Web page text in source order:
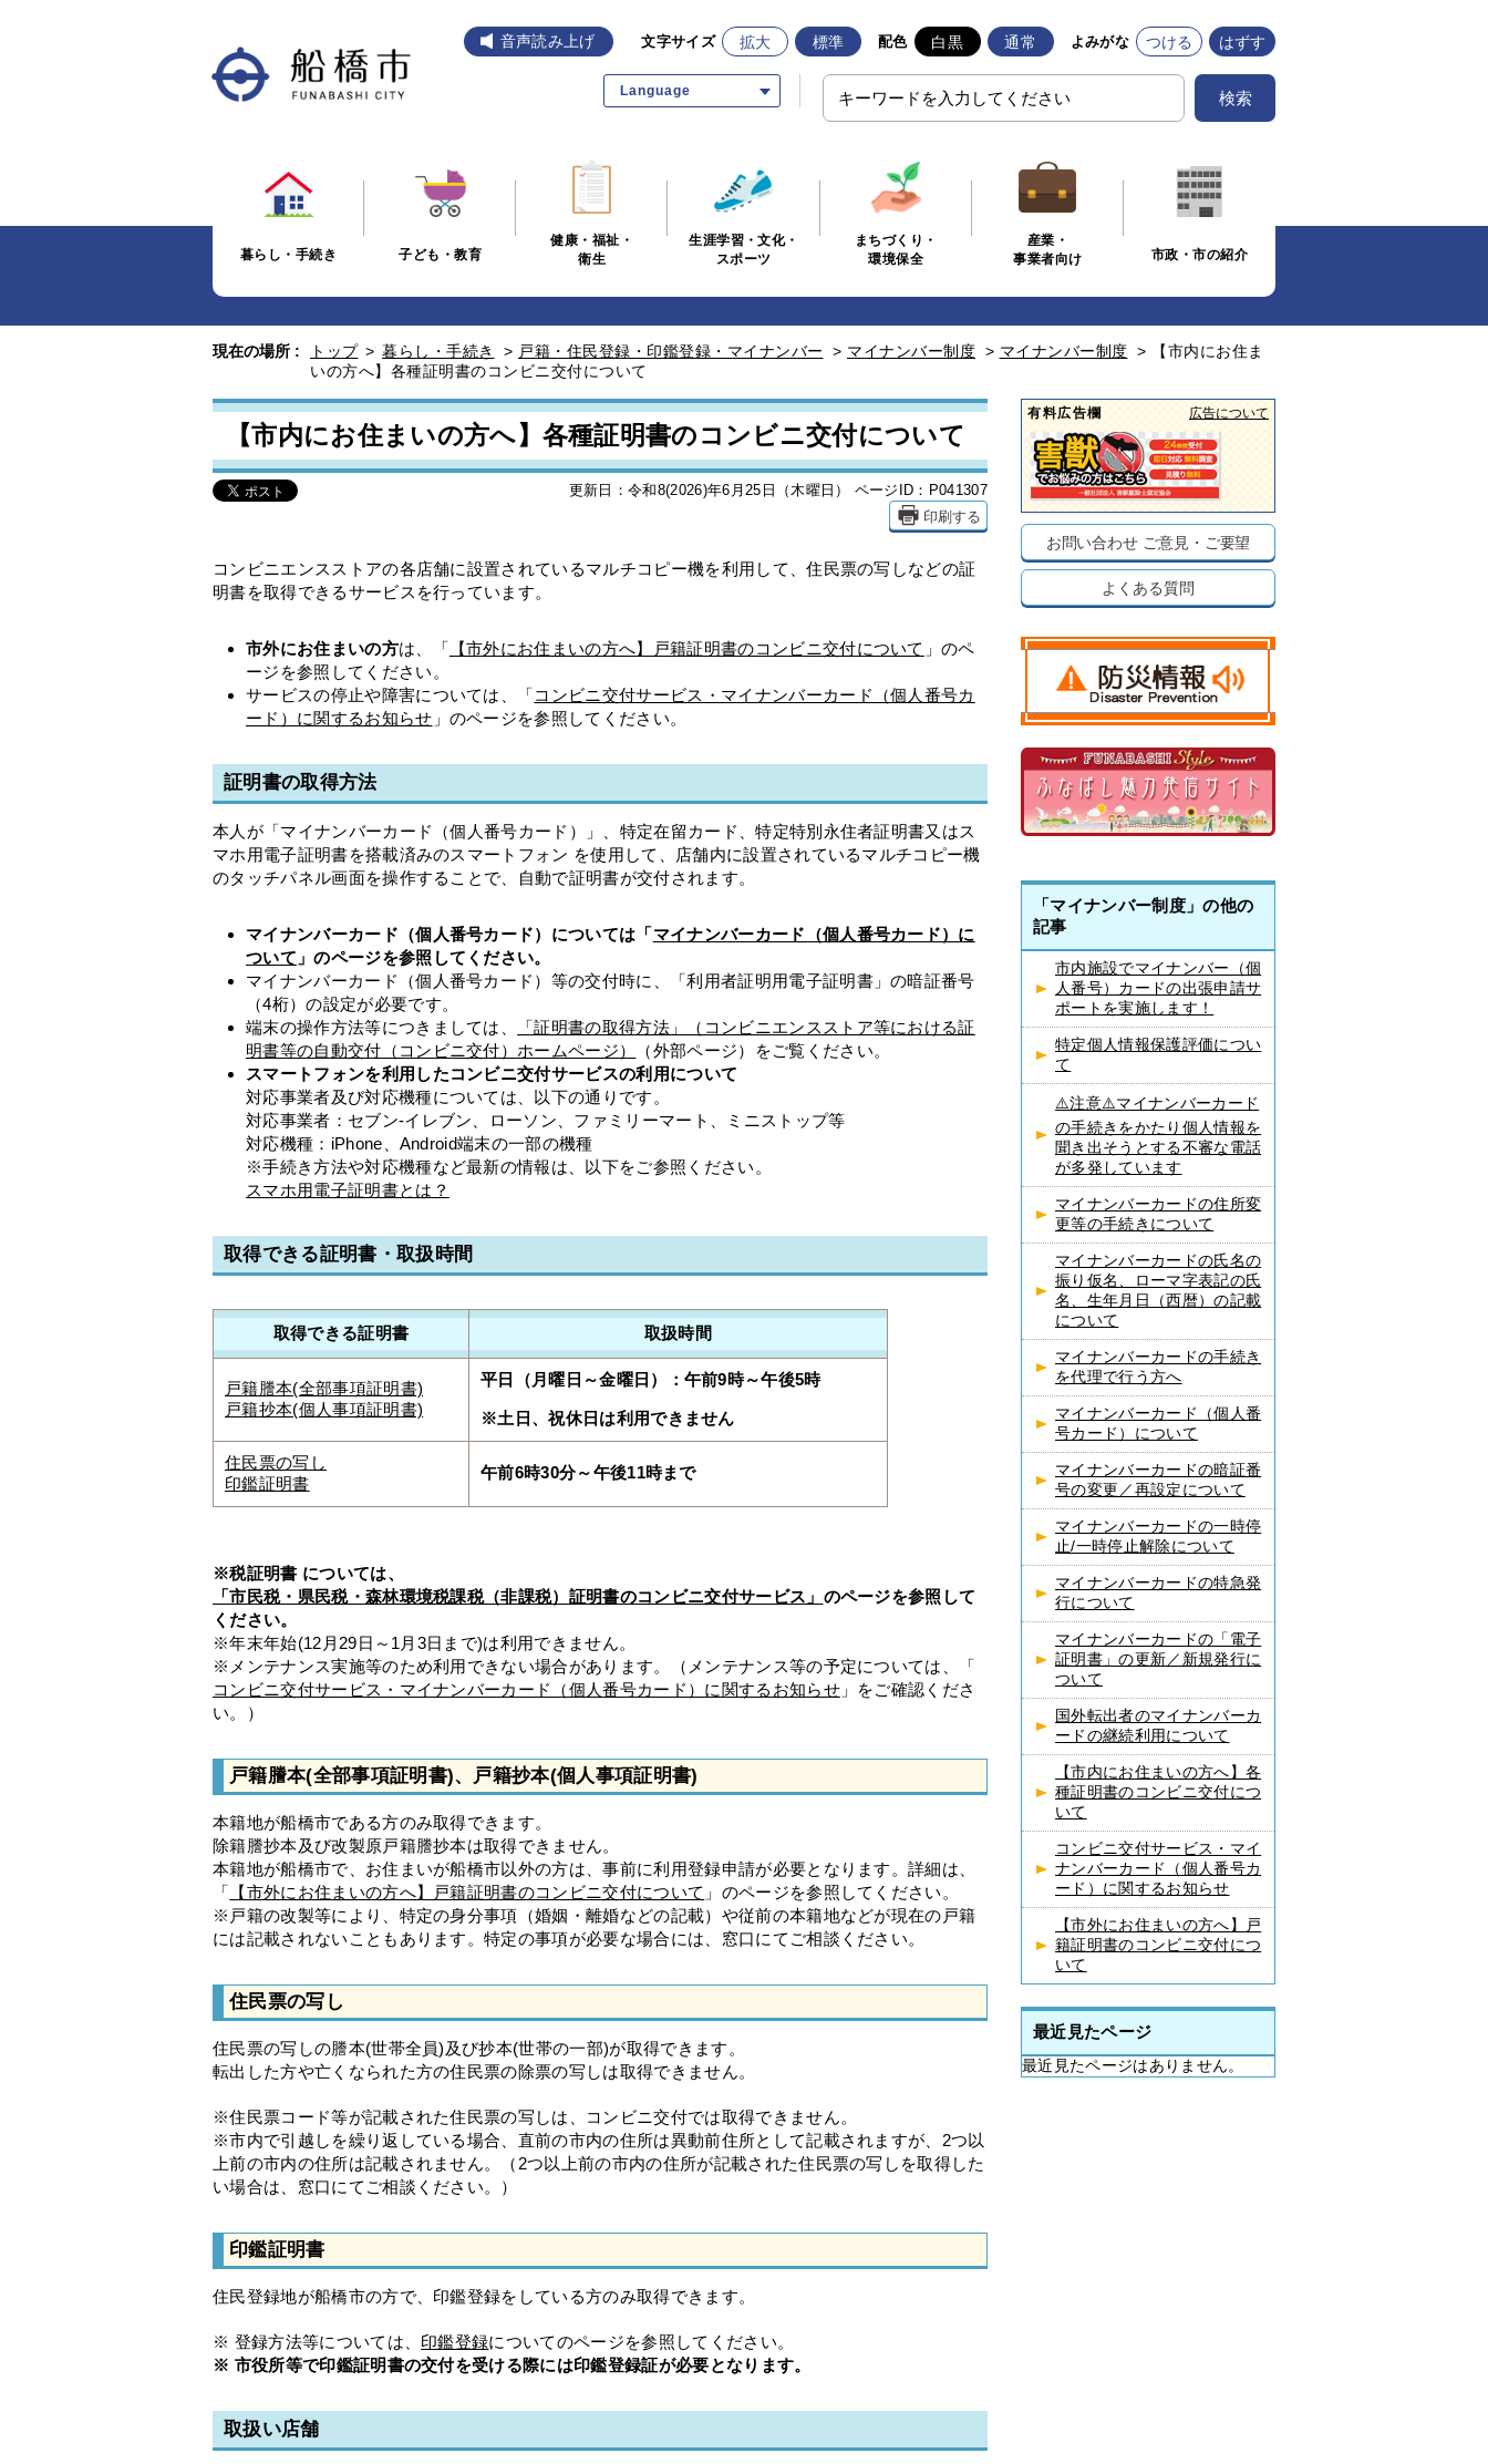
音声読み上げ 文字サイズ 拡大 標準 配色 白黒 通常 よみがな つける はずす
Language 検索
暮らし・手続き 子ども・教育
健康・福祉・
衛生
生涯学習・文化・
スポーツ
まちづくり・
環境保全
産業・
事業者向け
市政・市の紹介
現在の場所 : トップ > 暮らし・手続き > 戸籍・住民登録・印鑑登録・マイナンバー > マイナンバー制度 > マイナンバー制度 >
【市内にお住ま
いの方へ】各種証明書のコンビニ交付について
【市内にお住まいの方へ】各種証明書のコンビニ交付について
更新日：令和8(2026)年6月25日（木曜日） ページID：P041307
印刷する
コンビニエンスストアの各店舗に設置されているマルチコピー機を利用して、住民票の写しなどの証
明書を取得できるサービスを行っています。
市外にお住まいの方は、「 【市外にお住まいの方へ】戸籍証明書のコンビニ交付について 」のペ
ージを参照してください。
サービスの停止や障害については、「 コンビニ交付サービス・マイナンバーカード（個人番号カ
ード）に関するお知らせ 」のページを参照してください。
証明書の取得方法
本人が「マイナンバーカード（個人番号カード）」、特定在留カード、特定特別永住者証明書又はス
マホ用電子証明書を搭載済みのスマートフォン を使用して、店舗内に設置されているマルチコピー機
のタッチパネル画面を操作することで、自動で証明書が交付されます。
マイナンバーカード（個人番号カード）については「 マイナンバーカード（個人番号カード）に
ついて 」のページを参照してください。
マイナンバーカード（個人番号カード）等の交付時に、「利用者証明用電子証明書」の暗証番号
（4桁）の設定が必要です。
端末の操作方法等につきましては、
「証明書の取得方法」（コンビニエンスストア等における証
明書等の自動交付（コンビニ交付）ホームページ）
（外部ページ）をご覧ください。
スマートフォンを利用したコンビニ交付サービスの利用について
対応事業者及び対応機種については、以下の通りです。
対応事業者：セブン‐イレブン、ローソン、ファミリーマート、ミニストップ等
対応機種：iPhone、Android端末の一部の機種
※手続き方法や対応機種など最新の情報は、以下をご参照ください。
スマホ用電子証明書とは？
取得できる証明書・取扱時間
取得できる証明書 取扱時間
戸籍謄本(全部事項証明書)
戸籍抄本(個人事項証明書)
平日（月曜日～金曜日）：午前9時～午後5時
※土日、祝休日は利用できません
住民票の写し
印鑑証明書
午前6時30分～午後11時まで
※税証明書 については、
「市民税・県民税・森林環境税課税（非課税）証明書のコンビニ交付サービス」 のページを参照して
ください。
※年末年始(12月29日～1月3日まで)は利用できません。
※メンテナンス実施等のため利用できない場合があります。（メンテナンス等の予定については、「
コンビニ交付サービス・マイナンバーカード（個人番号カード）に関するお知らせ」をご確認くださ
い。）
戸籍謄本(全部事項証明書)、戸籍抄本(個人事項証明書)
本籍地が船橋市である方のみ取得できます。
除籍謄抄本及び改製原戸籍謄抄本は取得できません。
本籍地が船橋市で、お住まいが船橋市以外の方は、事前に利用登録申請が必要となります。詳細は、
「
【市外にお住まいの方へ】戸籍証明書のコンビニ交付について 」のページを参照してください。
※戸籍の改製等により、特定の身分事項（婚姻・離婚などの記載）や従前の本籍地などが現在の戸籍
には記載されないこともあります。特定の事項が必要な場合には、窓口にてご相談ください。
住民票の写し
住民票の写しの謄本(世帯全員)及び抄本(世帯の一部)が取得できます。
転出した方や亡くなられた方の住民票の除票の写しは取得できません。
※住民票コード等が記載された住民票の写しは、コンビニ交付では取得できません。
※市内で引越しを繰り返している場合、直前の市内の住所は異動前住所として記載されますが、2つ以
上前の市内の住所は記載されません。（2つ以上前の市内の住所が記載された住民票の写しを取得した
い場合は、窓口にてご相談ください。）
印鑑証明書
住民登録地が船橋市の方で、印鑑登録をしている方のみ取得できます。
※ 登録方法等については、 印鑑登録についてのページを参照してください。
※ 市役所等で印鑑証明書の交付を受ける際には印鑑登録証が必要となります。
取扱い店舗
有料広告欄 広告について
お問い合わせ ご意見・ご要望
よくある質問
「マイナンバー制度」の他の
記事
市内施設でマイナンバー（個
人番号）カードの出張申請サ
ポートを実施します！
特定個人情報保護評価につい
て
⚠️注意⚠️マイナンバーカード
の手続きをかたり個人情報を
聞き出そうとする不審な電話
が多発しています
マイナンバーカードの住所変
更等の手続きについて
マイナンバーカードの氏名の
振り仮名、ローマ字表記の氏
名、生年月日（西暦）の記載
について
マイナンバーカードの手続き
を代理で行う方へ
マイナンバーカード（個人番
号カード）について
マイナンバーカードの暗証番
号の変更／再設定について
マイナンバーカードの一時停
止/一時停止解除について
マイナンバーカードの特急発
行について
マイナンバーカードの「電子
証明書」の更新／新規発行に
ついて
国外転出者のマイナンバーカ
ードの継続利用について
【市内にお住まいの方へ】各
種証明書のコンビニ交付につ
いて
コンビニ交付サービス・マイ
ナンバーカード（個人番号カ
ード）に関するお知らせ
【市外にお住まいの方へ】戸
籍証明書のコンビニ交付につ
いて
最近見たページ
最近見たページはありません。